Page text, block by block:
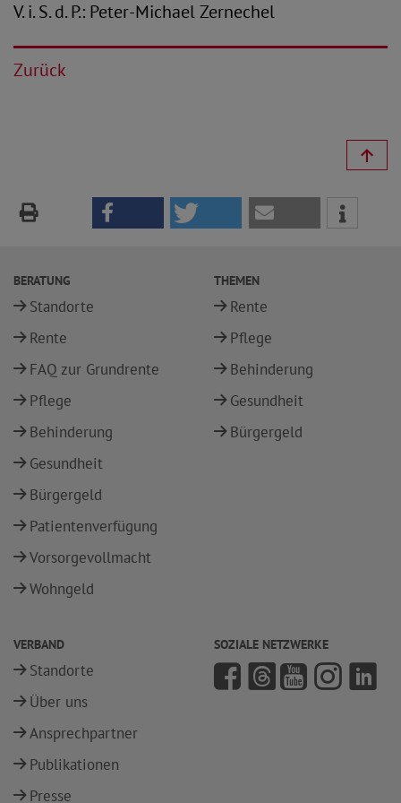
V. i. S. d. P.: Peter-Michael Zernechel
Zurück
BERATUNG
Standorte
Rente
FAQ zur Grundrente
Pflege
Behinderung
Gesundheit
Bürgergeld
Patientenverfügung
Vorsorgevollmacht
Wohngeld
THEMEN
Rente
Pflege
Behinderung
Gesundheit
Bürgergeld
VERBAND
Standorte
Über uns
Ansprechpartner
Publikationen
Presse
SOZIALE NETZWERKE